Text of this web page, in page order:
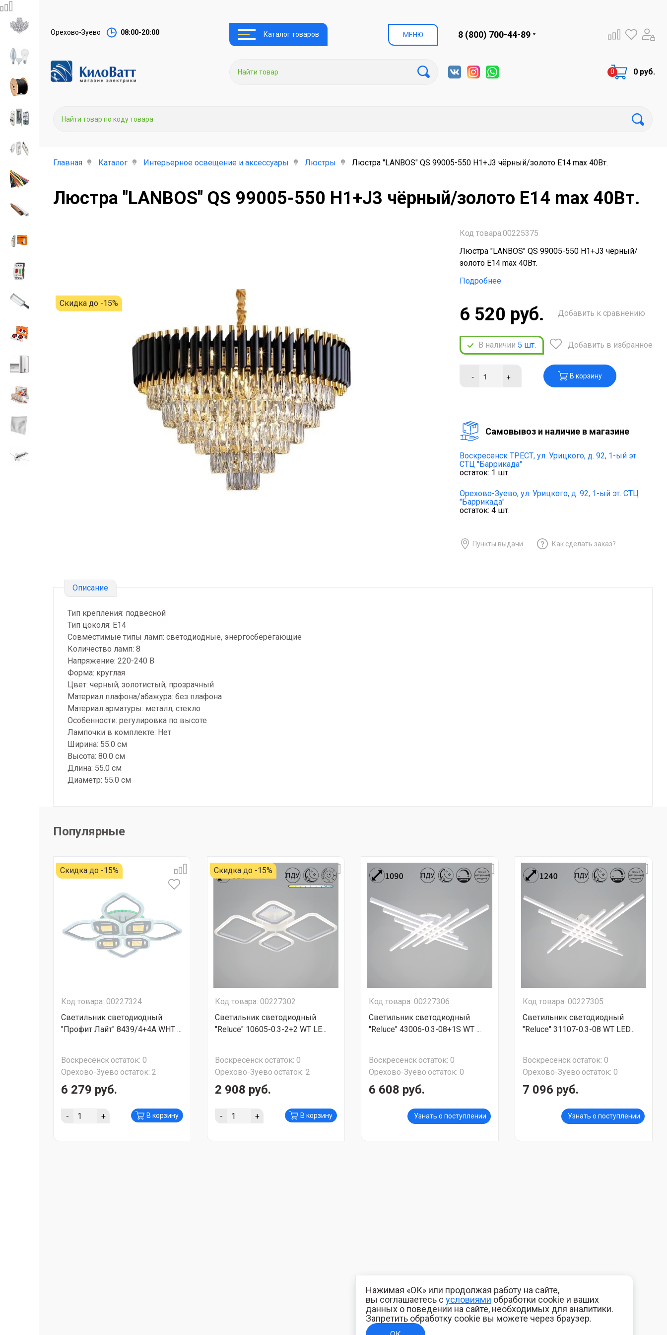
Орехово-Зуево 08:00-20:00 Каталог товаров МЕНЮ 8 (800) 700-44-89
0 руб.
Главная Каталог Интерьерное освещение и аксессуары Люстры Люстра "LANBOS" QS 99005-550 H1+J3 чёрный/золото Е14 max 40Вт.
Люстра "LANBOS" QS 99005-550 H1+J3 чёрный/золото Е14 max 40Вт.
Скидка до -15%
Код товара:00225375
Люстра "LANBOS" QS 99005-550 H1+J3 чёрный/
золото Е14 max 40Вт.
Подробнее
6 520 руб.
В наличии 5 шт.
Добавить к сравнению
Добавить в избранное
- + В корзину
Cамовывоз и наличие в магазине
Воскресенск ТРЕСТ, ул. Урицкого, д. 92, 1-ый эт.
СТЦ "Баррикада"
остаток: 1 шт.
Орехово-Зуево, ул. Урицкого, д. 92, 1-ый эт. СТЦ
"Баррикада"
остаток: 4 шт.
Пункты выдачи Как сделать заказ?
Описание
Тип крепления: подвесной
Тип цоколя: E14
Совместимые типы ламп: светодиодные, энергосберегающие
Количество ламп: 8
Напряжение: 220-240 В
Форма: круглая
Цвет: черный, золотистый, прозрачный
Материал плафона/абажура: без плафона
Материал арматуры: металл, стекло
Особенности: регулировка по высоте
Лампочки в комплекте: Нет
Ширина: 55.0 см
Высота: 80.0 см
Длина: 55.0 см
Диаметр: 55.0 см
Популярные
Скидка до -15%
Код товара: 00227324
Светильник светодиодный
"Профит Лайт" 8439/4+4A WHT ...
Воскресенскостаток: 0
Орехово-Зуево остаток: 2
6 279 руб.
- + В корзину
Скидка до -15%
Код товара: 00227302
Светильник светодиодный
"Reluce" 10605-0.3-2+2 WT LE...
Воскресенскостаток: 0
Орехово-Зуево остаток: 2
2 908 руб.
- + В корзину
Код товара: 00227306
Светильник светодиодный
"Reluce" 43006-0.3-08+1S WT ...
Воскресенскостаток: 0
Орехово-Зуево остаток: 0
6 608 руб.
Узнать о поступлении
Код товара: 00227305
Светильник светодиодный
"Reluce" 31107-0.3-08 WT LED...
Воскресенскостаток: 0
Орехово-Зуево остаток: 0
7 096 руб.
Узнать о поступлении
Нажимая «ОК» или продолжая работу на сайте,
вы соглашаетесь с условиями обработки cookie и ваших
данных о поведении на сайте, необходимых для аналитики.
Запретить обработку cookie вы можете через браузер.